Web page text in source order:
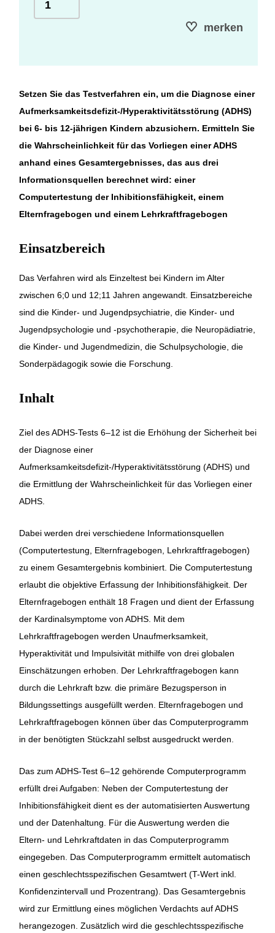
merken
Setzen Sie das Testverfahren ein, um die Diagnose einer
Aufmerksamkeitsdefizit-/Hyperaktivitätsstörung (ADHS)
bei 6- bis 12-jährigen Kindern abzusichern. Ermitteln Sie
die Wahrscheinlichkeit für das Vorliegen einer ADHS
anhand eines Gesamtergebnisses, das aus drei
Informationsquellen berechnet wird: einer
Computertestung der Inhibitionsfähigkeit, einem
Elternfragebogen und einem Lehrkraftfragebogen
Einsatzbereich
Das Verfahren wird als Einzeltest bei Kindern im Alter
zwischen 6;0 und 12;11 Jahren angewandt. Einsatzbereiche
sind die Kinder- und Jugendpsychiatrie, die Kinder- und
Jugendpsychologie und -psychotherapie, die Neuropädiatrie,
die Kinder- und Jugendmedizin, die Schulpsychologie, die
Sonderpädagogik sowie die Forschung.
Inhalt
Ziel des ADHS-Tests 6–12 ist die Erhöhung der Sicherheit bei
der Diagnose einer
Aufmerksamkeitsdefizit-/Hyperaktivitätsstörung (ADHS) und
die Ermittlung der Wahrscheinlichkeit für das Vorliegen einer
ADHS.
Dabei werden drei verschiedene Informationsquellen
(Computertestung, Elternfragebogen, Lehrkraftfragebogen)
zu einem Gesamtergebnis kombiniert. Die Computertestung
erlaubt die objektive Erfassung der Inhibitionsfähigkeit. Der
Elternfragebogen enthält 18 Fragen und dient der Erfassung
der Kardinalsymptome von ADHS. Mit dem
Lehrkraftfragebogen werden Unaufmerksamkeit,
Hyperaktivität und Impulsivität mithilfe von drei globalen
Einschätzungen erhoben. Der Lehrkraftfragebogen kann
durch die Lehrkraft bzw. die primäre Bezugsperson in
Bildungssettings ausgefüllt werden. Elternfragebogen und
Lehrkraftfragebogen können über das Computerprogramm
in der benötigten Stückzahl selbst ausgedruckt werden.
Das zum ADHS-Test 6–12 gehörende Computerprogramm
erfüllt drei Aufgaben: Neben der Computertestung der
Inhibitionsfähigkeit dient es der automatisierten Auswertung
und der Datenhaltung. Für die Auswertung werden die
Eltern- und Lehrkraftdaten in das Computerprogramm
eingegeben. Das Computerprogramm ermittelt automatisch
einen geschlechtsspezifischen Gesamtwert (T-Wert inkl.
Konfidenzintervall und Prozentrang). Das Gesamtergebnis
wird zur Ermittlung eines möglichen Verdachts auf ADHS
herangezogen. Zusätzlich wird die geschlechtsspezifische